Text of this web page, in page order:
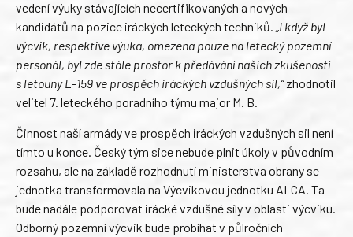
vedení výuky stávajících necertifikovaných a nových
kandidátů na pozice iráckých leteckých techniků. „I když byl
výcvik, respektive výuka, omezena pouze na letecký pozemní
personál, byl zde stále prostor k předávání našich zkušeností
s letouny L-159 ve prospěch iráckých vzdušných sil,“zhodnotil
velitel 7. leteckého poradního týmu major M. B.
Činnost naší armády ve prospěch iráckých vzdušných sil není
tímto u konce. Český tým sice nebude plnit úkoly v původním
rozsahu, ale na základě rozhodnutí ministerstva obrany se
jednotka transformovala na Výcvikovou jednotku ALCA. Ta
bude nadále podporovat irácké vzdušné síly v oblasti výcviku.
Odborný pozemní výcvik bude probíhat v půlročních